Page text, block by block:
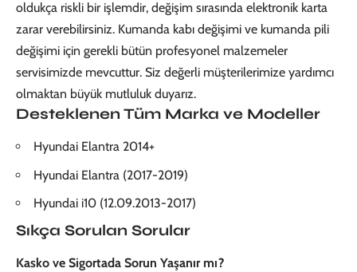
oldukça riskli bir işlemdir, değişim sırasında elektronik karta
zarar verebilirsiniz. Kumanda kabı değişimi ve kumanda pili
değişimi için gerekli bütün profesyonel malzemeler
servisimizde mevcuttur. Siz değerli müşterilerimize yardımcı
olmaktan büyük mutluluk duyarız.
Desteklenen Tüm Marka ve Modeller
Hyundai Elantra 2014+
Hyundai Elantra (2017-2019)
Hyundai i10 (12.09.2013-2017)
Sıkça Sorulan Sorular
Kasko ve Sigortada Sorun Yaşanır mı?